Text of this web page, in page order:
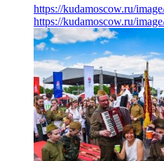
https://kudamoscow.ru/
https://kudamoscow.ru/